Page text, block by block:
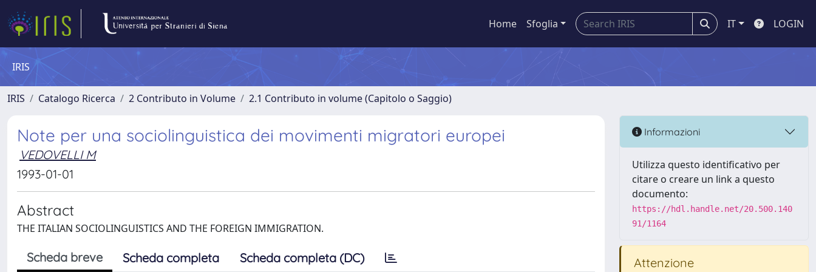
Home Sfoglia IT LOGIN
IRIS
IRIS Catalogo Ricerca 2 Contributo in Volume 2.1 Contributo in volume (Capitolo o Saggio)
Note per una sociolinguistica dei movimenti migratori europei
VEDOVELLI M
1993-01-01
Abstract
THE ITALIAN SOCIOLINGUISTICS AND THE FOREIGN IMMIGRATION.
Scheda breve Scheda completa Scheda completa (DC)
Informazioni
Utilizza questo identificativo per
citare o creare un link a questo
documento:
https://hdl.handle.net/20.500.140
91/1164
Attenzione